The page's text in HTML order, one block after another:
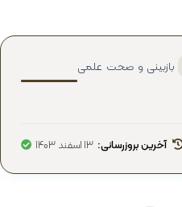
بازبینی و صحت علمی
آخرین بروزرسانی: 13 اسفند 1403